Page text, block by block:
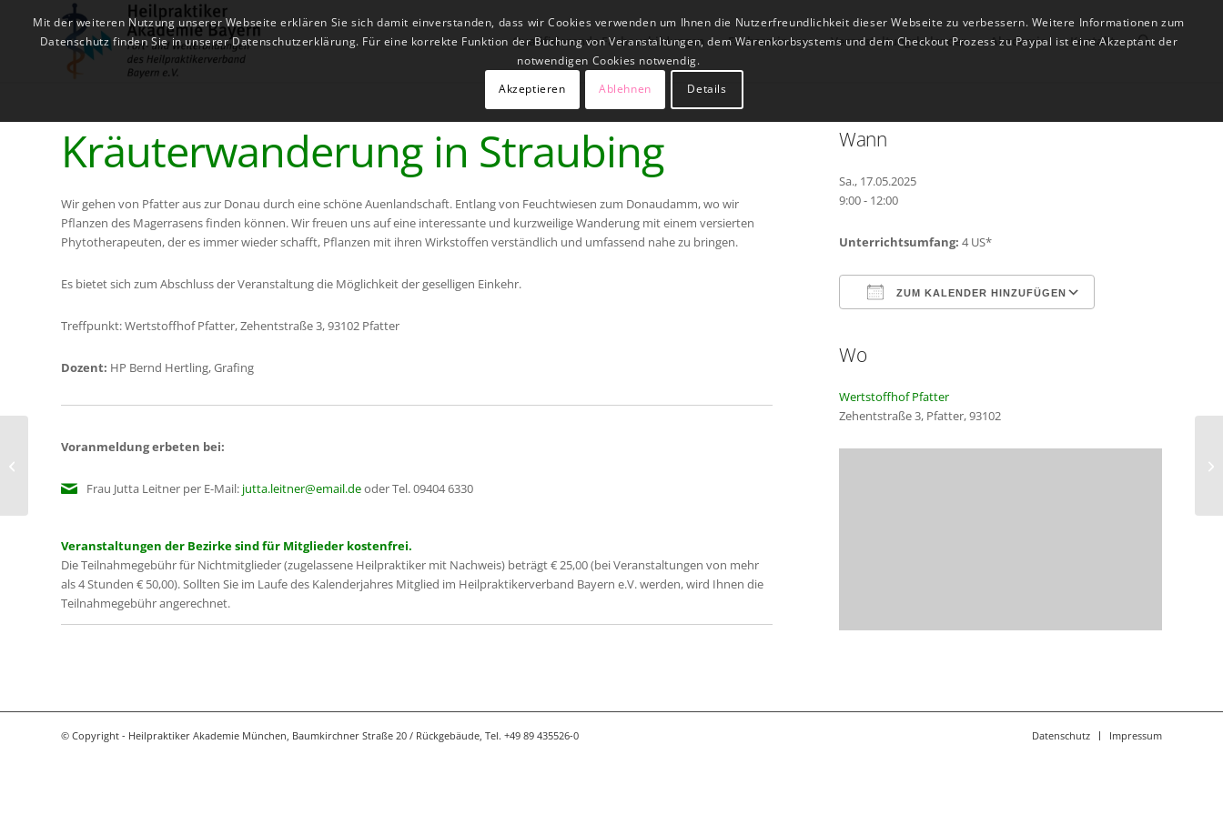
Qualifizierende Fachausbildungen Fachseminare Veranstaltungskalender Akademie Kontakt
Kräuterwanderung in Straubing
Wir gehen von Pfatter aus zur Donau durch eine schöne Auenlandschaft. Entlang von Feuchtwiesen zum Donaudamm, wo wir
Pflanzen des Magerrasens finden können. Wir freuen uns auf eine interessante und kurzweilige Wanderung mit einem versierten
Phytotherapeuten, der es immer wieder schafft, Pflanzen mit ihren Wirkstoffen verständlich und umfassend nahe zu bringen.
Es bietet sich zum Abschluss der Veranstaltung die Möglichkeit der geselligen Einkehr.
Treffpunkt: Wertstoffhof Pfatter, Zehentstraße 3, 93102 Pfatter
Dozent: HP Bernd Hertling, Grafing
Voranmeldung erbeten bei:
Frau Jutta Leitner per E-Mail: jutta.leitner@email.deoder Tel. 09404 6330
Veranstaltungen der Bezirke sind für Mitglieder kostenfrei.
Die Teilnahmegebühr für Nichtmitglieder (zugelassene Heilpraktiker mit Nachweis) beträgt € 25,00 (bei Veranstaltungen von mehr
als 4 Stunden € 50,00). Sollten Sie im Laufe des Kalenderjahres Mitglied im Heilpraktikerverband Bayern e.V. werden, wird Ihnen die
Teilnahmegebühr angerechnet.
Wann
Sa., 17.05.2025
9:00 - 12:00
Unterrichtsumfang: 4 US*
ZUM KALENDER HINZUFÜGEN
Wo
Wertstoffhof Pfatter
Zehentstraße 3, Pfatter, 93102
© Copyright - Heilpraktiker Akademie München, Baumkirchner Straße 20 / Rückgebäude, Tel. +49 89 435526-0 Datenschutz Impressum
Sportverletzungen und
Mit der weiteren Nutzung unserer Webseite erklären Sie sich damit einverstanden, dass wir Cookies verwenden um Ihnen die Nutzerfreundlichkeit dieser Webseite zu verbessern. Weitere Informationen zum
Datenschutz finden Sie in unserer Datenschutzerklärung. Für eine korrekte Funktion der Buchung von Veranstaltungen, dem Warenkorbsystems und dem Checkout Prozess zu Paypal ist eine Akzeptant der
notwendigen Cookies notwendig.
Akzeptieren
Ablehnen Details